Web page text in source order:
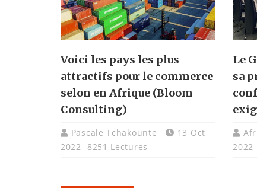
Voici les pays les plus
attractifs pour le commerce
selon en Afrique (Bloom
Consulting)
Pascale Tchakounte
13 Oct
2022
8251 Lectures
Le
sa
2022